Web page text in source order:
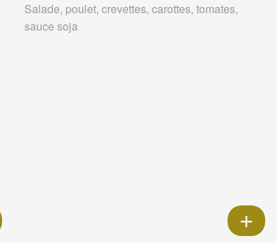
Salade, poulet, crevettes, carottes, tomates,
sauce soja